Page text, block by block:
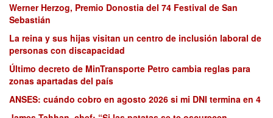
Werner Herzog, Premio Donostia del 74 Festival de San
Sebastián
La reina y sus hijas visitan un centro de inclusión laboral de
personas con discapacidad
Último decreto de MinTransporte Petro cambia reglas para
zonas apartadas del país
ANSES: cuándo cobro en agosto 2026 si mi DNI termina en 4